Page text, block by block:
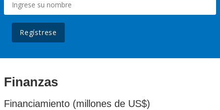
Regístrese
Finanzas
Financiamiento (millones de US$)